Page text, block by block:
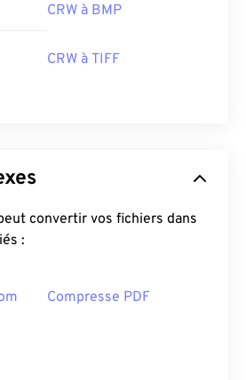
CRW à BMP
CRW à TIFF
convertir vos fichiers dans
:
Compresse PDF